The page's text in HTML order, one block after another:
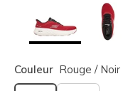
Couleur Rouge / Noir